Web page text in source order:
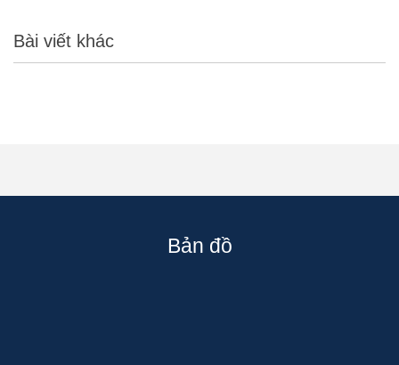
Bài viết khác
Bản đồ